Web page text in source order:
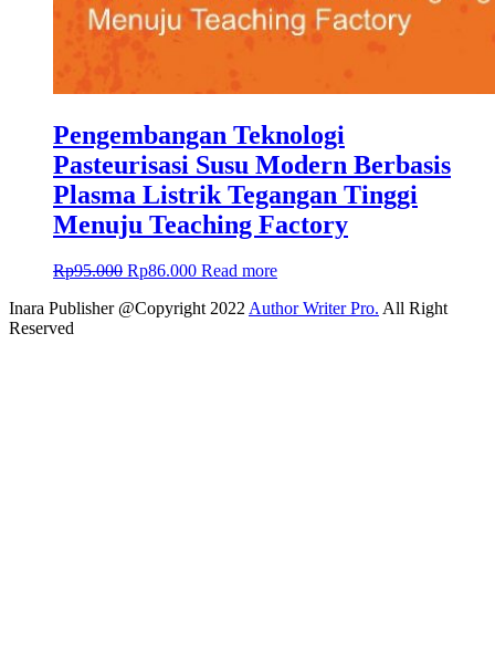
Pengembangan Teknologi
Pasteurisasi Susu Modern Berbasis
Plasma Listrik Tegangan Tinggi
Menuju Teaching Factory
Rp95.000 Rp86.000 Read more
Inara Publisher @Copyright 2022Author Writer Pro. All Right
Reserved